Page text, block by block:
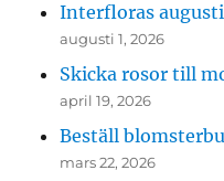
Interfloras
augusti 1, 2026
Skicka rosor till
april 19, 2026
Beställ
mars 22, 2026